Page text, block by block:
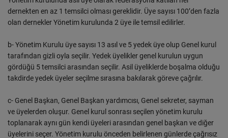
dernekten en az 1 temsilci olması gereklidir. Üye sayısı 100’den fazla
olan dernekler Yönetim kurulunda 2 üye ile temsil edilirler.
b- Yönetim Kurulu üye sayısı 13 asıl ve 5 yedek üye olup Genel kurul
tarafından gizli oyla seçilir. Yedek üyelikler genel kurulun uygun
gördüğü 5 temsilci arasından seçilir. Asil üyeliklerde boşalma olduğu
takdirde yedek üyeler seçilme sırasına bakılarak göreve çağrılır.
c- Genel Başkan, Genel Başkan yardımcısı, Genel sekreter, sayman
ve üyelerden oluşur. Genel kurul sonrası seçilen yönetim kurulu
toplanarak aynı gün kendi üyeleri arasından genel başkan ve diğer
üyelerini seçer. Yönetim kurulu önceden belirlenen günlerde çağrısız